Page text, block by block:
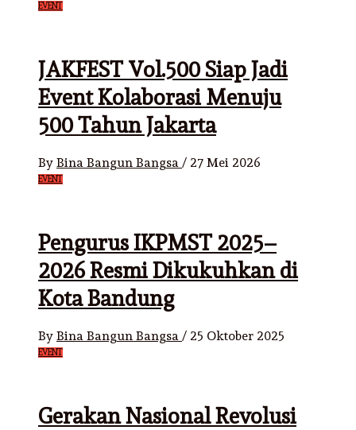
EVENT
JAKFEST Vol.500 Siap Jadi
Event Kolaborasi Menuju
500 Tahun Jakarta
By Bina Bangun Bangsa / 27 Mei 2026
EVENT
Pengurus IKPMST 2025–
2026 Resmi Dikukuhkan di
Kota Bandung
By Bina Bangun Bangsa / 25 Oktober 2025
EVENT
Gerakan Nasional Revolusi